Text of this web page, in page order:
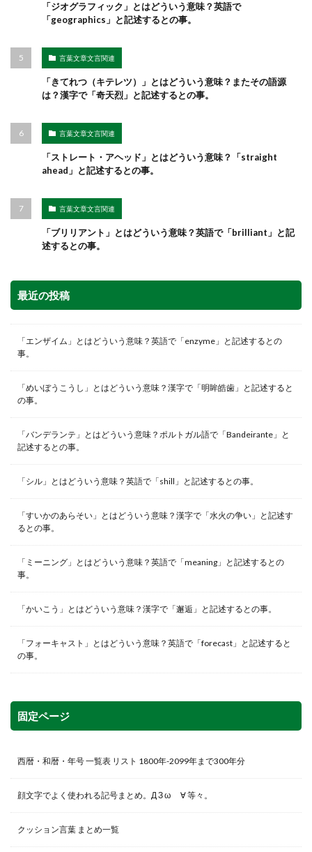
「ジオグラフィック」とはどういう意味？英語で
「geographics」と記述するとの事。
言葉文章文言関連
「きてれつ（キテレツ）」とはどういう意味？またその語源
は？漢字で「奇天烈」と記述するとの事。
言葉文章文言関連
「ストレート・アヘッド」とはどういう意味？「straight
ahead」と記述するとの事。
言葉文章文言関連
「ブリリアント」とはどういう意味？英語で「brilliant」と記
述するとの事。
最近の投稿
「エンザイム」とはどういう意味？英語で「enzyme」と記述するとの
事。
「めいぼうこうし」とはどういう意味？漢字で「明眸皓歯」と記述すると
の事。
「バンデランテ」とはどういう意味？ポルトガル語で「Bandeirante」と
記述するとの事。
「シル」とはどういう意味？英語で「shill」と記述するとの事。
「すいかのあらそい」とはどういう意味？漢字で「水火の争い」と記述す
るとの事。
「ミーニング」とはどういう意味？英語で「meaning」と記述するとの
事。
「かいこう」とはどういう意味？漢字で「邂逅」と記述するとの事。
「フォーキャスト」とはどういう意味？英語で「forecast」と記述すると
の事。
固定ページ
西暦・和暦・年号 一覧表 リスト 1800年-2099年まで300年分
顔文字でよく使われる記号まとめ。Д З ω ゞ∀ 等々。
クッション言葉 まとめ一覧